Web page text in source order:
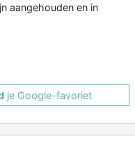
aangehouden en in
je Google-favoriet